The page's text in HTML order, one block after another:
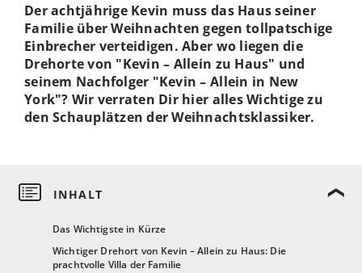
Das Wichtigste in Kürze
Wichtiger Drehort von Kevin – Allein zu Haus: Die
prachtvolle Villa der Familie
Der achtjährige Kevin muss das Haus seiner
Familie über Weihnachten gegen tollpatschige
Einbrecher verteidigen. Aber wo liegen die
Drehorte von "Kevin – Allein zu Haus" und
seinem Nachfolger "Kevin – Allein in New
York"? Wir verraten Dir hier alles Wichtige zu
den Schauplätzen der Weihnachtsklassiker.